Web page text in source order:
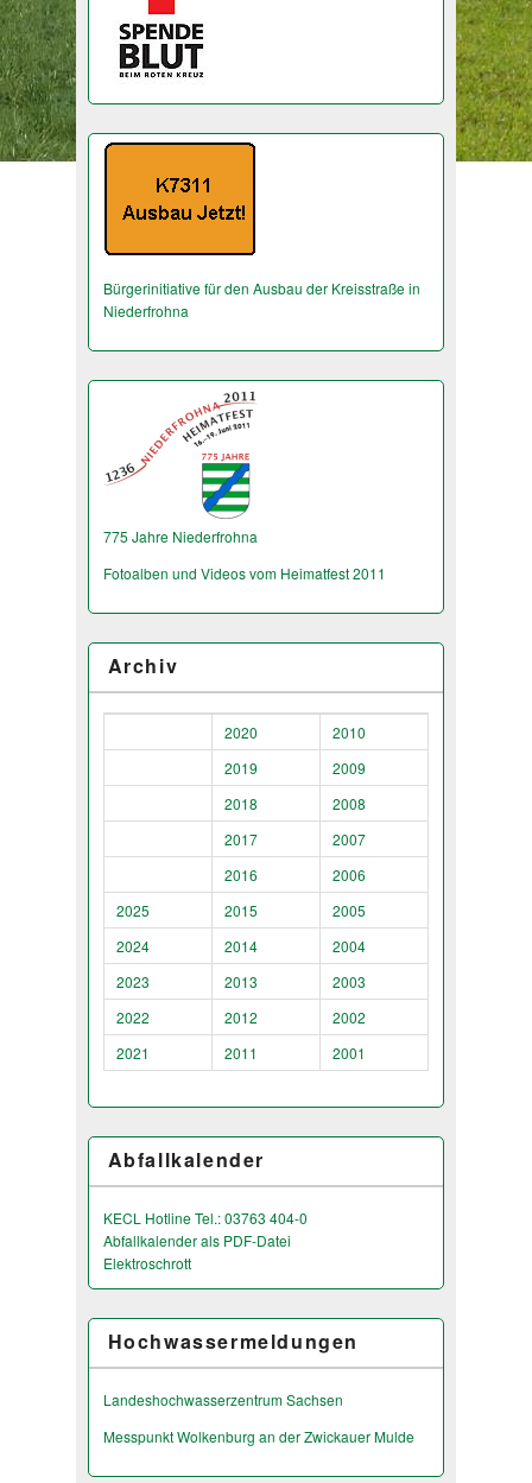
Bürgerinitiative für den Ausbau der Kreisstraße in
Niederfrohna
775 Jahre Niederfrohna
Fotoalben und Videos vom Heimatfest 2011
Archiv
2020
2010
2019
2009
2018
2008
2017
2007
2016
2006
2025
2015
2005
2024
2014
2004
2023
2013
2003
2022
2012
2002
2021
2011 2001
Abfallkalender
KECL Hotline Tel.: 03763 404-0
Abfallkalender als PDF-Datei
Elektroschrott
Hochwassermeldungen
Landeshochwas­serzentrum Sachsen
Messpunkt Wolkenburg an der Zwickauer Mulde